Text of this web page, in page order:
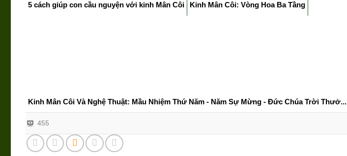
5 cách giúp con cầu nguyện với kinh Mân Côi Kinh Mân Côi: Vòng Hoa Ba Tầng
Kinh Mân Côi Và Nghệ Thuật: Mầu Nhiệm Thứ Năm - Năm Sự Mừng - Đức Chúa Trời Thưở...
455